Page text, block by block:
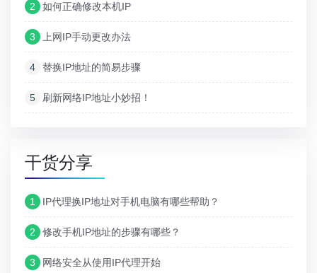
2 如何正确修改本机IP
3 上网IP手动更改办法
4 替换IP地址的简易步骤
5 刷新网络IP地址小妙招！
干货分享
1 IP代理换IP地址对手机电脑有哪些帮助？
2 修改手机IP地址的步骤有哪些？
3 网络安全从使用IP代理开始